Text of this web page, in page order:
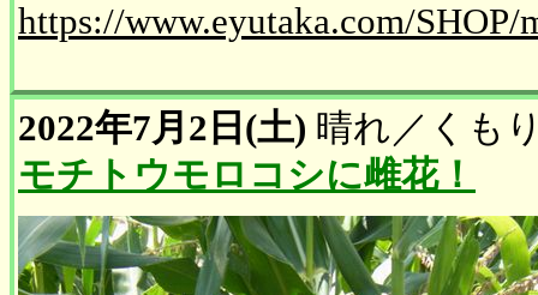
https://www.eyutaka.com/SHOP/
2022年7月2日(土) 晴れ ／ くも
モチトウモロコシに雌花！